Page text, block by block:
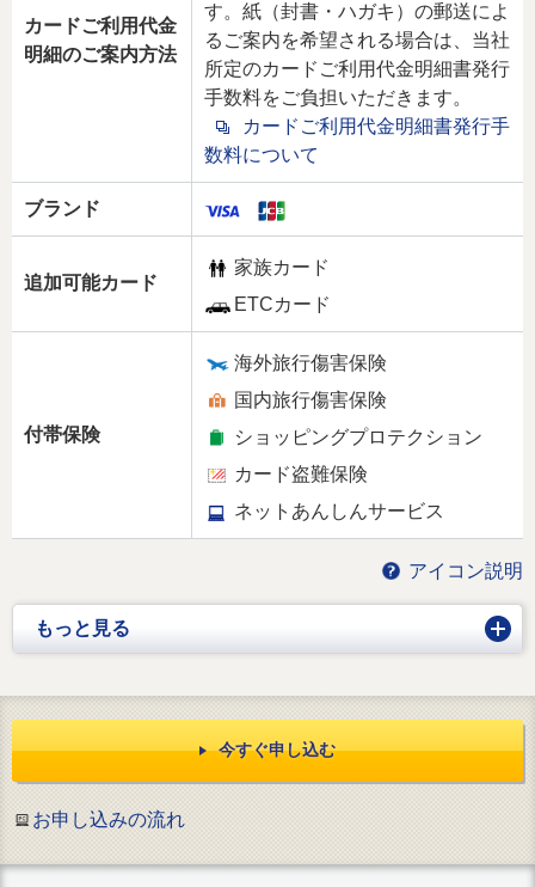
カードご利用代金
明細のご案内方法
す。紙（封書・ハガキ）の郵送によ
るご案内を希望される場合は、当社
所定のカードご利用代金明細書発行
手数料をご負担いただきます。
カードご利用代金明細書発行手
数料について
ブランド
追加可能カード
家族カード
ETCカード
付帯保険
海外旅行傷害保険
国内旅行傷害保険
ショッピングプロテクション
カード盗難保険
ネットあんしんサービス
アイコン説明
もっと見る
今すぐ申し込む
お申し込みの流れ